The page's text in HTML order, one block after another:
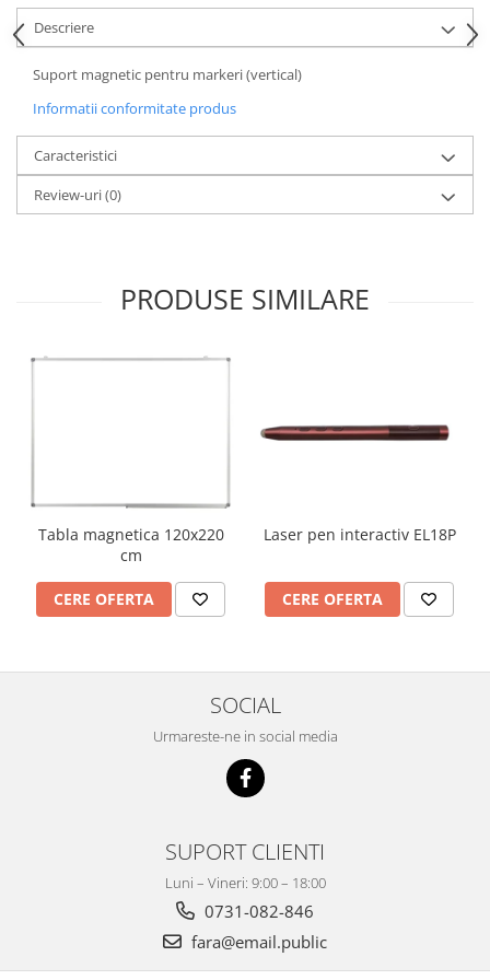
Accesorii
Panouri Afisare
Table magnetice din sticla
Descriere
Suport magnetic pentru markeri (vertical)
Informatii conformitate produs
Caracteristici
Review-uri(0)
PRODUSE SIMILARE
Tabla magnetica 120x220
cm
CERE OFERTA
Laser pen interactiv EL18P
CERE OFERTA
SOCIAL
Urmareste-ne in social media
SUPORT CLIENTI
Luni – Vineri: 9:00 – 18:00
0731-082-846
fara@email.public